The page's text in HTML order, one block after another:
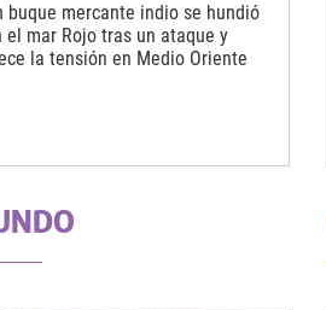
buque mercante indio se hundió
el mar Rojo tras un ataque y
la tensión en Medio Oriente